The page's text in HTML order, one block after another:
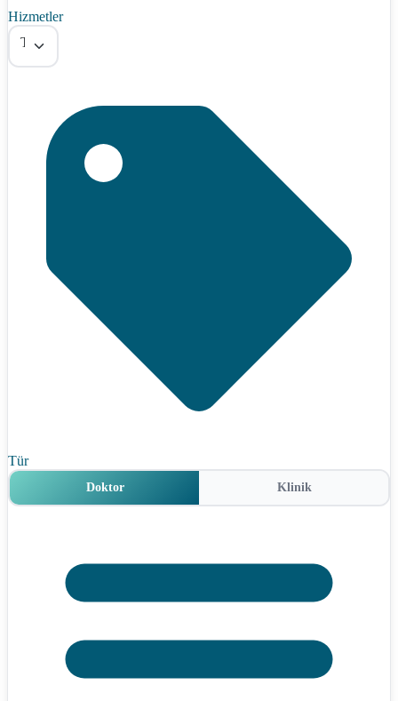
Hizmetler
Tümü
Tür
Doktor Klinik